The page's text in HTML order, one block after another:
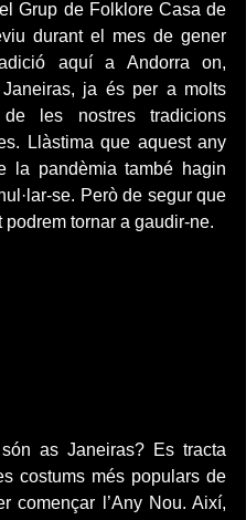
Grup de Folklore Casa de
durant el mes de gener
aquí a Andorra on,
ja és per a molts
les nostres tradicions
Llàstima que aquest any
la pandèmia també hagin
se. Però de segur que
podrem tornar a gaudir-ne.
as Janeiras? Es tracta
costums més populars de
començar l’Any Nou. Així,